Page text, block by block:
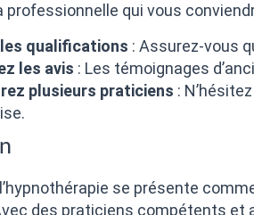
professionnelle qui vous
qualifications : Assurez-vous
les avis : Les témoignages
plusieurs praticiens :
se présente
des praticiens compétents et